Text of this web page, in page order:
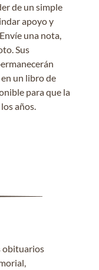
de un simple
apoyo y
una nota,
Sus
un libro de
para que la
años.
obituarios